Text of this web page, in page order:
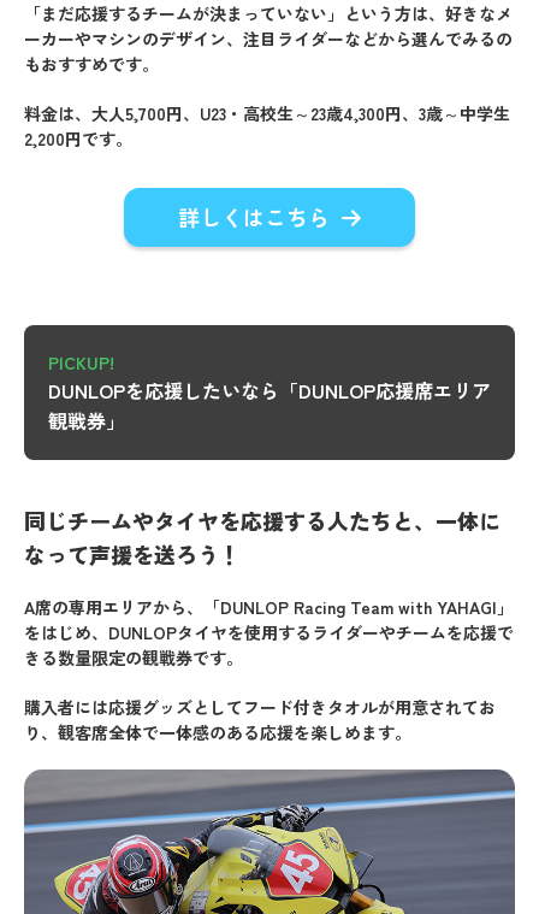
「まだ応援するチームが決まっていない」という方は、好きなメ
ーカーやマシンのデザイン、注目ライダーなどから選んでみるの
もおすすめです。
料金は、大人5,700円、U23・高校生～23歳4,300円、3歳～中学生
2,200円です。
詳しくはこちら
PICKUP!
DUNLOPを応援したいなら「DUNLOP応援席エリア
観戦券」
同じチームやタイヤを応援する人たちと、一体に
なって声援を送ろう！
A席の専用エリアから、「DUNLOP Racing Team with YAHAGI」
をはじめ、DUNLOPタイヤを使用するライダーやチームを応援で
きる数量限定の観戦券です。
購入者には応援グッズとしてフード付きタオルが用意されてお
り、観客席全体で一体感のある応援を楽しめます。